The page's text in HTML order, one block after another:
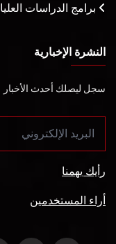
برامج الدراسات العليا
النشرة الإخبارية
سجل ليصلك أحدث الأخبار
رأيك يهمنا
أراء المستخدمين